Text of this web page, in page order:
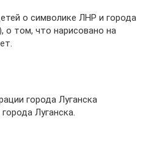
о символике ЛНР и города
о том, что нарисовано на
города Луганска
Луганска.